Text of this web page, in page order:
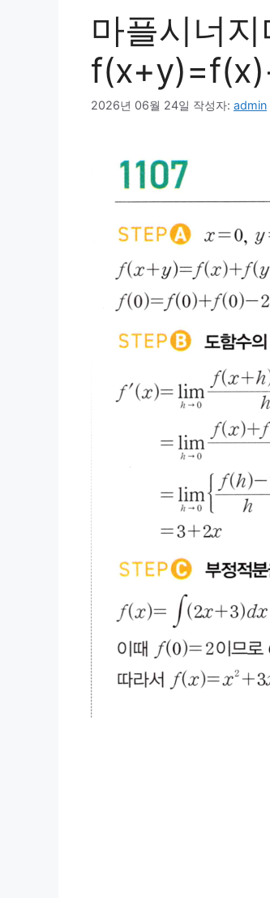
마플시너
2026년 06월 24일 작성자: admin